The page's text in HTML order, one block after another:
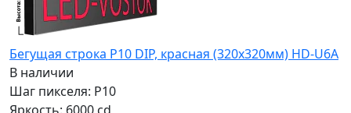
Бегущая строка Р10 DIP, красная (320x320мм) HD-U6A
В наличии
Шаг пикселя: P10